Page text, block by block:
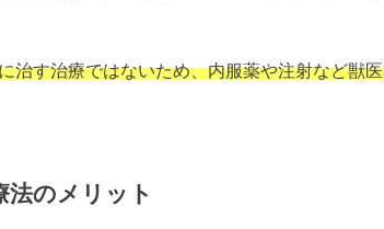
治す治療ではないため、内服薬や注射など獣
法のメリット